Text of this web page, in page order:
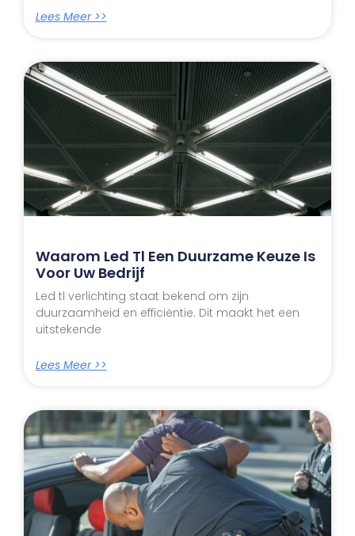
Lees Meer >>
Waarom Led Tl Een Duurzame Keuze Is
Voor Uw Bedrijf
Led tl verlichting staat bekend om zijn
duurzaamheid en efficiëntie. Dit maakt het een
uitstekende
Lees Meer >>